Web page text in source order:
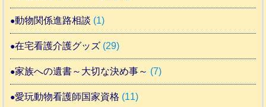
動物関係進路相談 (1)
在宅看護介護グッズ (29)
家族への遺書～大切な決め事～ (7)
愛玩動物看護師国家資格 (11)